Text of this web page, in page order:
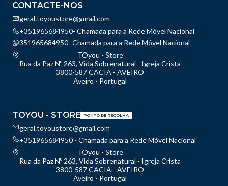
CONTACTE-NOS
geral.toyoustore@gmail.com
+351965684950- Chamada para a Rede Móvel Nacional
351965684950- Chamada para a Rede Móvel Nacional
TOyou - Store
Rua da Paz Nº 263, Vida Sobrenatural - Igreja Crista
3800-587 CACIA - AVEIRO
Aveiro - Portugal
TOYOU - STORE PONTO DE RECOLHA
geral.toyoustore@gmail.com
+351965684950 - Chamada para a Rede Móvel Nacional
TOyou - Store
Rua da Paz Nº 263, Vida Sobrenatural - Igreja Crista
3800-587 CACIA - AVEIRO
Aveiro - Portugal